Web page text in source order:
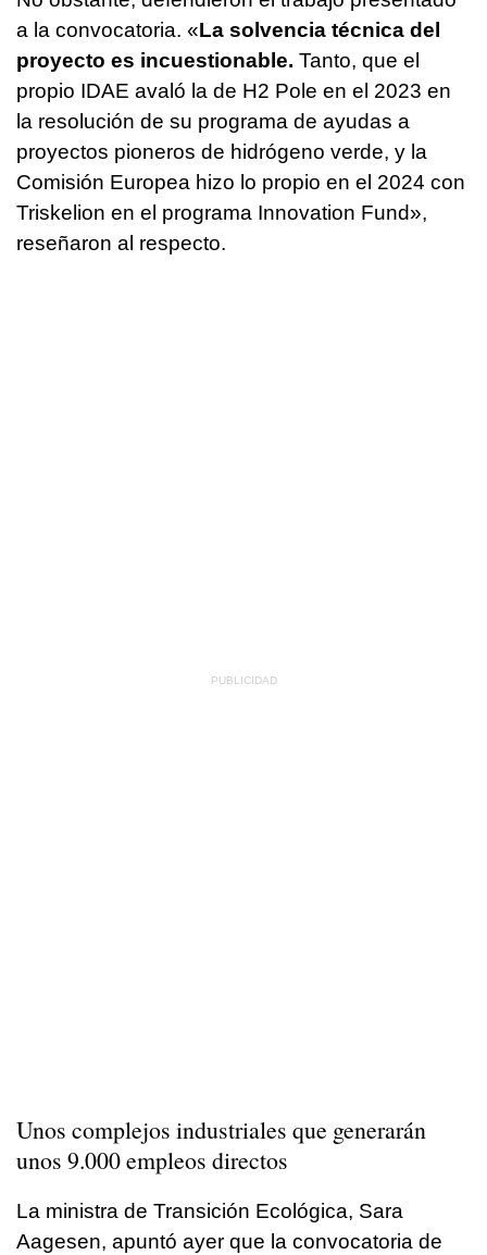
a la convocatoria. «La solvencia técnica del
proyecto es incuestionable. Tanto, que el
propio IDAE avaló la de H2 Pole en el 2023 en
la resolución de su programa de ayudas a
proyectos pioneros de hidrógeno verde, y la
Comisión Europea hizo lo propio en el 2024 con
Triskelion en el programa Innovation Fund»,
reseñaron al respecto.
Unos complejos industriales que generarán
unos 9.000 empleos directos
La ministra de Transición Ecológica, Sara
Aagesen, apuntó ayer que la convocatoria de